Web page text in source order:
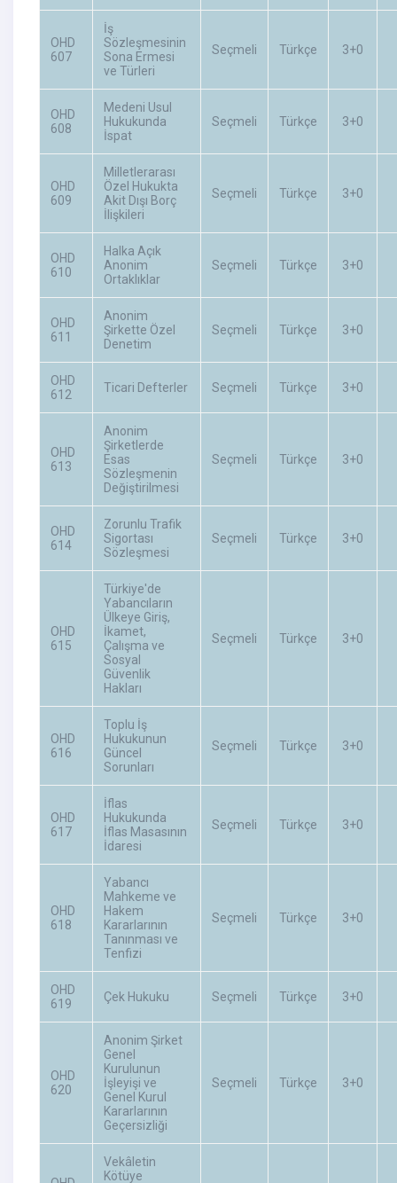
OHD
607
İş
Sözleşmesinin
Sona Ermesi
ve Türleri
Seçmeli Türkçe 3+0
OHD
608
Medeni Usul
Hukukunda
İspat
Seçmeli Türkçe 3+0
OHD
609
Milletlerarası
Özel Hukukta
Akit Dışı Borç
İlişkileri
Seçmeli Türkçe 3+0
OHD
610
Halka Açık
Anonim
Ortaklıklar
Seçmeli Türkçe 3+0
OHD
611
Anonim
Şirkette Özel
Denetim
Seçmeli Türkçe 3+0
OHD
612
Ticari Defterler Seçmeli Türkçe 3+0
OHD
613
Anonim
Şirketlerde
Esas
Sözleşmenin
Değiştirilmesi
Seçmeli Türkçe 3+0
OHD
614
Zorunlu Trafik
Sigortası
Sözleşmesi
Seçmeli Türkçe 3+0
OHD
615
Türkiye'de
Yabancıların
Ülkeye Giriş,
İkamet,
Çalışma ve
Sosyal
Güvenlik
Hakları
Seçmeli Türkçe 3+0
OHD
616
Toplu İş
Hukukunun
Güncel
Sorunları
Seçmeli Türkçe 3+0
OHD
617
İflas
Hukukunda
İflas Masasının
İdaresi
Seçmeli Türkçe 3+0
OHD
618
Yabancı
Mahkeme ve
Hakem
Kararlarının
Tanınması ve
Tenfizi
Seçmeli Türkçe 3+0
OHD
619
Çek Hukuku Seçmeli Türkçe 3+0
OHD
620
Anonim Şirket
Genel
Kurulunun
İşleyişi ve
Genel Kurul
Kararlarının
Geçersizliği
Seçmeli Türkçe 3+0
Vekâletin
Kötüye